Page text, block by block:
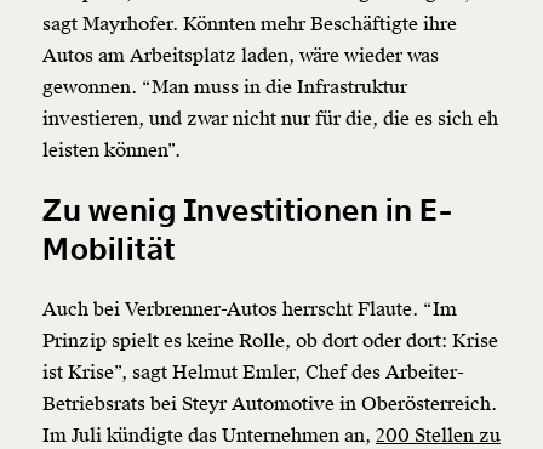
sagt Mayrhofer. Könnten mehr Beschäftigte ihre
Autos am Arbeitsplatz laden, wäre wieder was
gewonnen. “Man muss in die Infrastruktur
investieren, und zwar nicht nur für die, die es sich eh
leisten können”.
Zu wenig Investitionen in E-
Mobilität
Auch bei Verbrenner-Autos herrscht Flaute. “Im
Prinzip spielt es keine Rolle, ob dort oder dort: Krise
ist Krise”, sagt Helmut Emler, Chef des Arbeiter-
Betriebsrats bei Steyr Automotive in Oberösterreich.
Im Juli kündigte das Unternehmen an, 200 Stellen zu